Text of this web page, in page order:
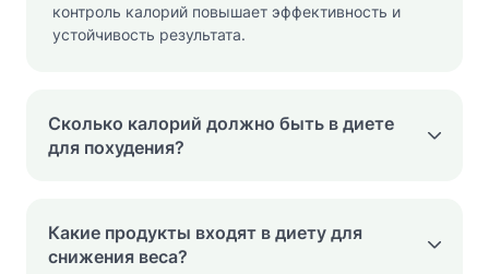
контроль калорий повышает эффективность и
устойчивость результата.
Сколько калорий должно быть в диете
для похудения?
Какие продукты входят в диету для
снижения веса?